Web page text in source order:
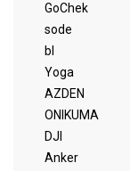
GoChek
sode
bl
Yoga
AZDEN
ONIKUMA
DJI
Anker